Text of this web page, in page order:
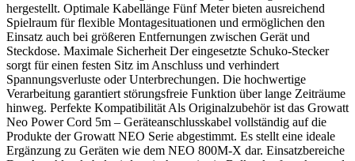
hergestellt. Optimale Kabellänge Fünf Meter bieten ausreichend
Spielraum für flexible Montagesituationen und ermöglichen den
Einsatz auch bei größeren Entfernungen zwischen Gerät und
Steckdose. Maximale Sicherheit Der eingesetzte Schuko-Stecker
sorgt für einen festen Sitz im Anschluss und verhindert
Spannungsverluste oder Unterbrechungen. Die hochwertige
Verarbeitung garantiert störungsfreie Funktion über lange Zeiträume
hinweg. Perfekte Kompatibilität Als Originalzubehör ist das Growatt
Neo Power Cord 5m – Geräteanschlusskabel vollständig auf die
Produkte der Growatt NEO Serie abgestimmt. Es stellt eine ideale
Ergänzung zu Geräten wie dem NEO 800M-X dar. Einsatzbereiche